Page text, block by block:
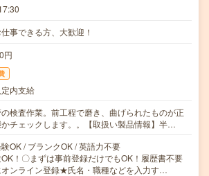
事できる方、大歓迎！
円
内支給
検査作業。前工程で磨き、曲げられたものが正
チェックします。。【取扱い製品情報】半…
OK / ブランクOK / 英語力不要
！〇まずは事前登録だけでもOK！履歴書不要
オンライン登録★氏名・職種などを入力す…